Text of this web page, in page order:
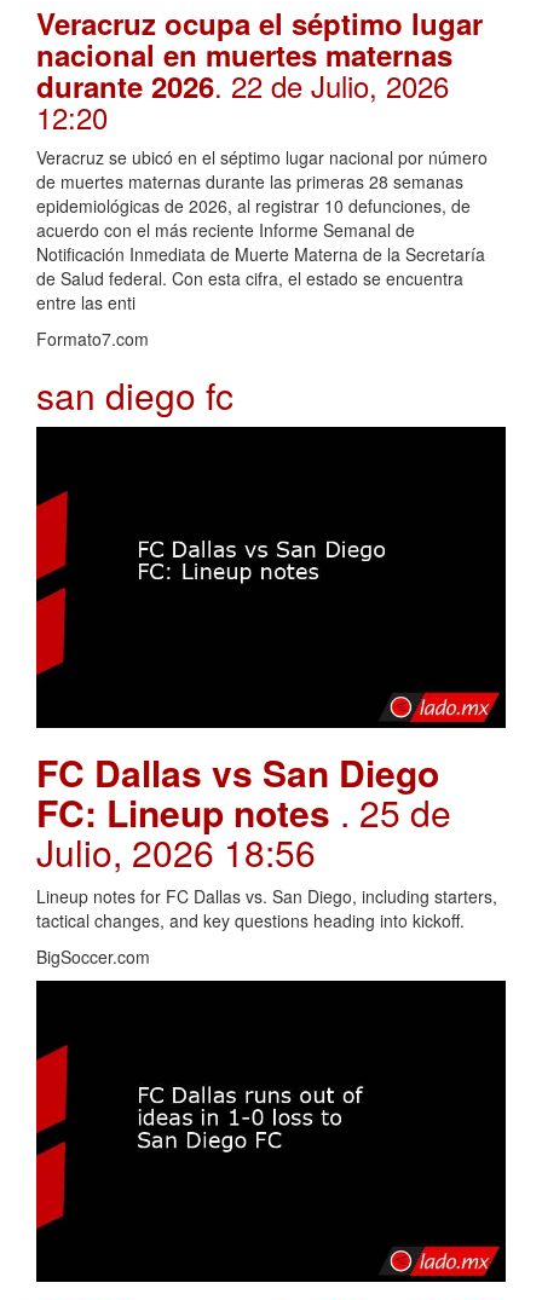
Veracruz ocupa el séptimo lugar
nacional en muertes maternas
durante 2026. 22 de Julio, 2026
12:20
Veracruz se ubicó en el séptimo lugar nacional por número
de muertes maternas durante las primeras 28 semanas
epidemiológicas de 2026, al registrar 10 defunciones, de
acuerdo con el más reciente Informe Semanal de
Notificación Inmediata de Muerte Materna de la Secretaría
de Salud federal. Con esta cifra, el estado se encuentra
entre las enti
Formato7.com
san diego fc
FC Dallas vs San Diego
FC: Lineup notes . 25 de
Julio, 2026 18:56
Lineup notes for FC Dallas vs. San Diego, including starters,
tactical changes, and key questions heading into kickoff.
BigSoccer.com